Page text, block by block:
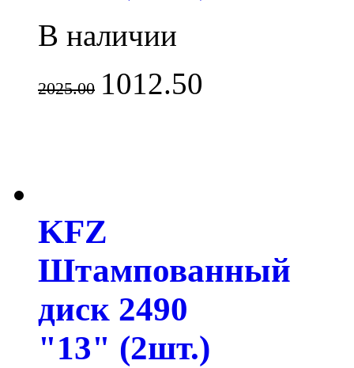
В наличии
2025.00 1012.50
KFZ
Штампованный
диск 2490
"13" (2шт.)